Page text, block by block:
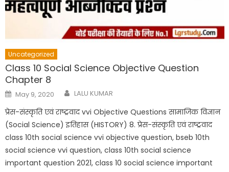
Uncategorized
Class 10 Social Science Objective Question
Chapter 8
Posted
on
May 9, 2020 Author
LALU KUMAR
प्रेस-संस्कृति एवं राष्ट्रवाद vvi Objective Questions सामाजिक विज्ञान
(Social Science) इतिहास (HISTORY) 8. प्रेस-संस्कृति एवं राष्ट्रवाद
class 10th social science vvi objective question, bseb 10th
social science vvi question, class 10th social science
important question 2021, class 10 social science important